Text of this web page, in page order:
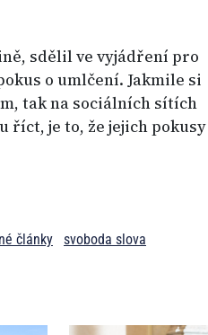
sdělil ve vyjádření pro
o umlčení. Jakmile si
tak na sociálních sítích
říct, je to, že jejich pokusy
články svoboda slova